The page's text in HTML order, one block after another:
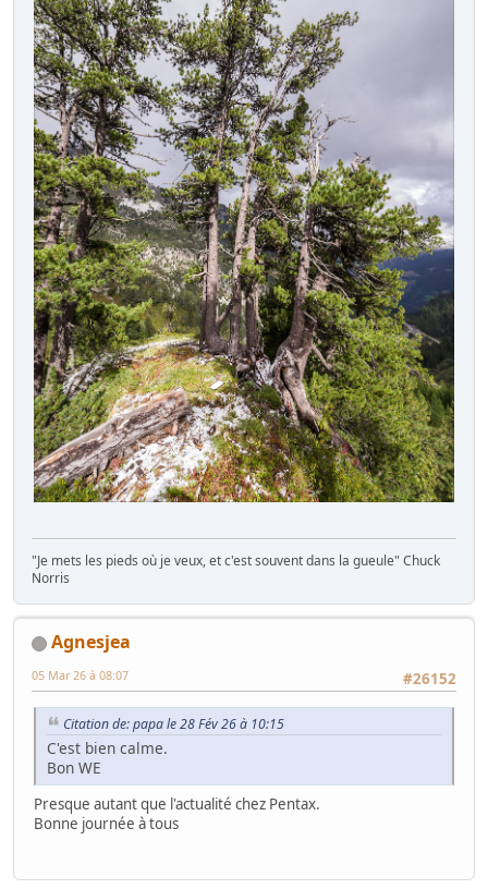
"Je mets les pieds où je veux, et c'est souvent dans la gueule" Chuck
Norris
Agnesjea
#26152
05 Mar 26 à 08:07
Citation de: papa le 28 Fév 26 à 10:15
C'est bien calme.
Bon WE
Presque autant que l'actualité chez Pentax.
Bonne journée à tous